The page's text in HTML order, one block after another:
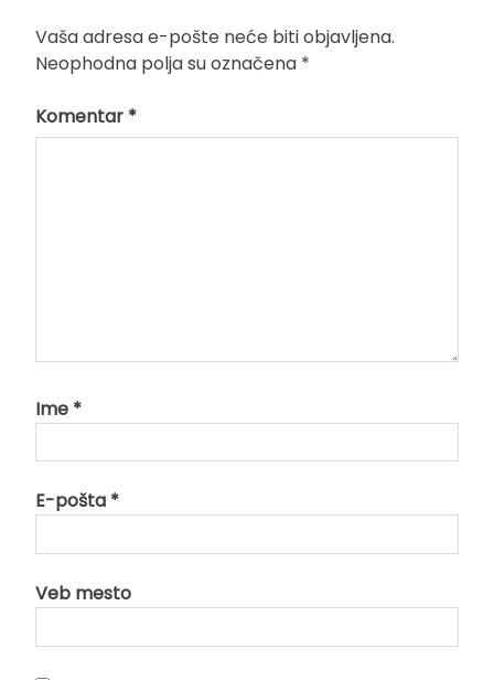
Vaša adresa e-pošte neće biti objavljena.
Neophodna polja su označena *
Komentar *
Ime *
E-pošta *
Veb mesto